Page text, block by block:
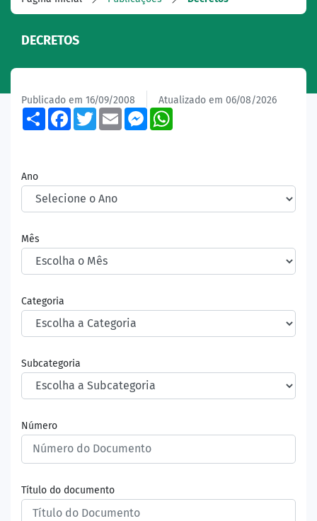
DECRETOS
Publicado em 16/09/2008 Atualizado em 06/08/2026
ShareFacebook
TwitterEmailMessenger
Ano
Mês
Categoria
Subcategoria
Número
Título do documento